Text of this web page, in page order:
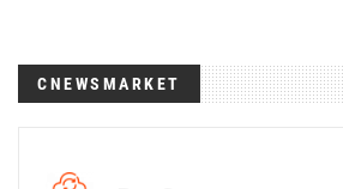
CNEWSMARKET